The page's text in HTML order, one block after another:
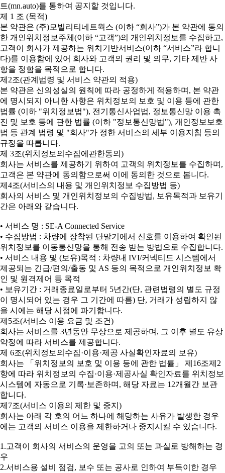
트(mn.auto)를 통하여 공지할 것입니다.
제 1 조 (목적)
본 약관은 (주)모빌리티네트웍스 (이하 “회사”)가 본 약관에 동의
한 개인위치정보주체(이하 “고객”)의 개인위치정보를 수집하고,
고객이 회사가 제공하는 위치기반서비스(이하 “서비스”라 합니
다)를 이용함에 있어 회사와 고객의 권리 및 의무, 기타 제반 사
항을 정함을 목적으로 합니다.
제2조(관계법령 및 서비스 약관의 적용)
본 약관은 신의성실의 원칙에 따라 공정하게 적용하며, 본 약관
에 명시되지 아니한 사항은 위치정보의 보호 및 이용 등에 관한
법률 (이하 "위치정보법"), 전기통신사업법, 정보통신망 이용 촉
진 및 보호 등에 관한 법률 (이하 "정보통신망법"), 개인정보보호
법 등 관계 법령 및 "회사"가 정한 서비스의 세부 이용지침 등의
규정을 따릅니다.
제 3조(위치정보의수집에관한동의)
회사는 서비스를 제공하기 위하여 고객의 위치정보를 수집하며,
고객은 본 약관에 동의함으로써 이에 동의한 것으로 봅니다.
제4조(서비스의 내용 및 개인위치정보 수집방법 등)
회사의 서비스 및 개인위치정보의 수집방법, 보유목적과 보유기
간은 아래와 같습니다.
• 서비스 명 : SE-A Connected Service
• 수집방법 : 차량에 장착된 단말기에서 신호를 이용하여 확인된
위치정보를 이동통신망을 통해 전송 받는 방법으로 수집합니다.
• 서비스 내용 및 (보유)목적 : 차량내 IVI/커넥티드 시스템에서
제공되는 긴급/편의/출동 및 AS 등의 목적으로 개인위치정보 확
인 및 원격제어 등 목적
• 보유기간 : 거래종료일로부터 5년간(단, 관련법령의 별도 규정
이 명시되어 있는 경우 그 기간에 따름) 단, 거래가 성립하지 않
을 시에는 해당 시점에 파기합니다.
제5조(서비스 이용 요금 및 조건)
회사는 서비스를 3년동안 무상으로 제공하며, 그 이후 별도 유상
약정에 따라 서비스를 제공합니다.
제 6조(위치정보의수집·이용·제공 사실확인자료의 보유)
회사는 「위치정보의 보호 및 이용 등에 관한 법률」 제16조제2
항에 따라 위치정보의 수집·이용·제공사실 확인자료를 위치정보
시스템에 자동으로 기록·보존하며, 해당 자료는 12개월간 보관
합니다.
제7조(서비스 이용의 제한 및 중지)
회사는 아래 각 호의 어느 하나에 해당하는 사유가 발생한 경우
에는 고객의 서비스 이용을 제한하거나 중지시킬 수 있습니다.
1.고객이 회사의 서비스의 운영을 고의 또는 과실로 방해하는 경
우
2.서비스용 설비 점검, 보수 또는 공사로 인하여 부득이한 경우